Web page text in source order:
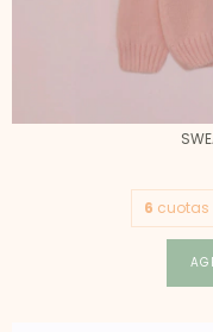
6 cuotas